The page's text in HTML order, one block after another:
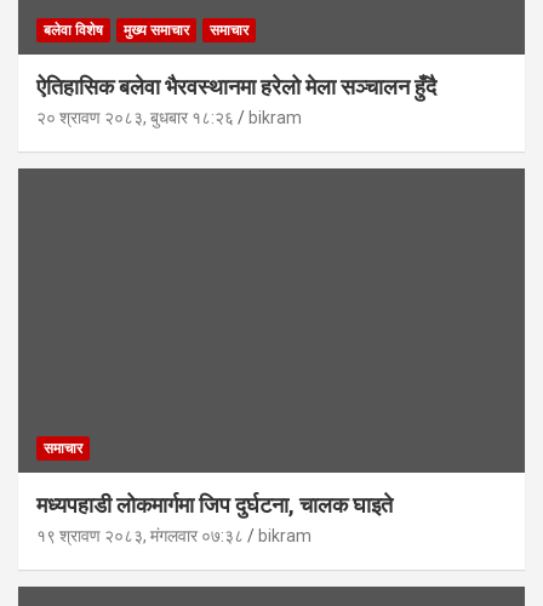
बलेवा विशेष मुख्य समाचार समाचार
ऐतिहासिक बलेवा भैरवस्थानमा हरेलो मेला सञ्चालन हुँदै
२० श्रावण २०८३, बुधबार १८:२६ bikram
समाचार
मध्यपहाडी लोकमार्गमा जिप दुर्घटना, चालक घाइते
१९ श्रावण २०८३, मंगलवार ०७:३८ bikram